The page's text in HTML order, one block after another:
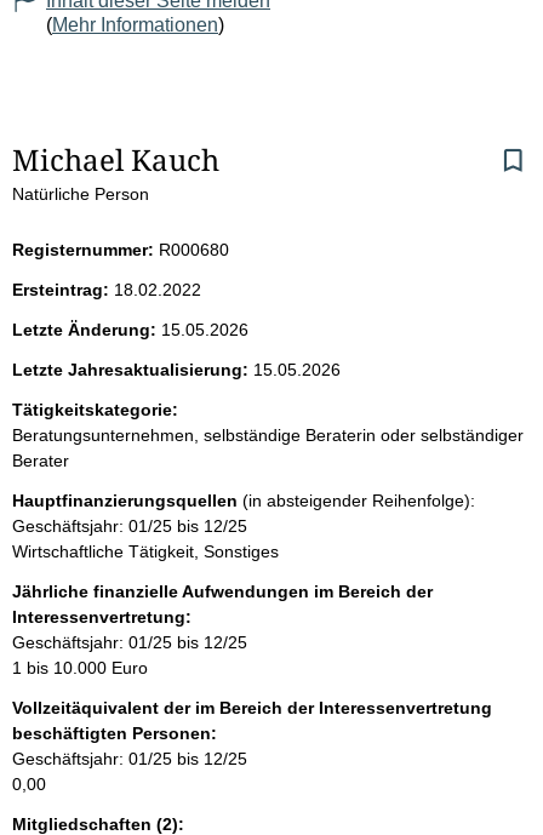
(Mehr Informationen)
S
e
i
t
e
n
i
n
h
a
l
t
Michael Kauch
Natürliche Person
Registernummer: R000680
Ersteintrag: 18.02.2022
Letzte Änderung: 15.05.2026
Letzte Jahresaktualisierung: 15.05.2026
Tätigkeitskategorie:
Beratungsunternehmen, selbständige Beraterin oder selbständiger
Berater
Hauptfinanzierungsquellen (in absteigender Reihenfolge):
Geschäftsjahr: 01/25 bis 12/25
Wirtschaftliche Tätigkeit, Sonstiges
Jährliche finanzielle Aufwendungen im Bereich der
Interessenvertretung:
Geschäftsjahr: 01/25 bis 12/25
1 bis 10.000 Euro
Vollzeitäquivalent der im Bereich der Interessenvertretung
beschäftigten Personen:
Geschäftsjahr: 01/25 bis 12/25
0,00
Mitgliedschaften (2):